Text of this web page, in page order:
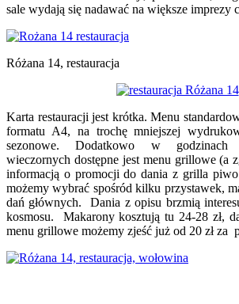
sale wydają się nadawać na większe imprezy
Różana 14, restauracja
Karta restauracji jest krótka. Menu
formatu A4, na trochę mniejszej
sezonowe. Dodatkowo w godzinach
wieczornych dostępne jest menu grillowe (a
informacją o promocji do dania z grilla
możemy wybrać spośród kilku przystawek,
dań głównych. Dania z opisu brzmią
kosmosu. Makarony kosztują tu 24-28 zł,
menu grillowe możemy zjeść już od 20 zł za